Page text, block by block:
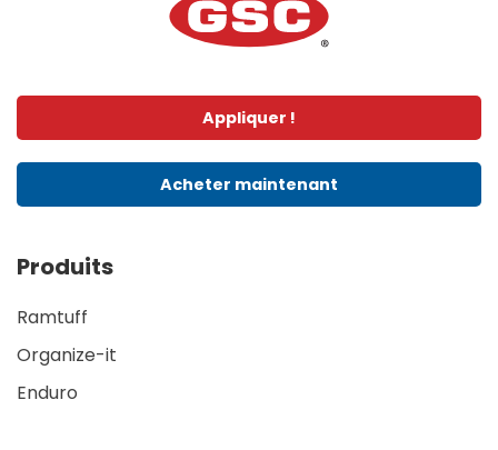
Appliquer !
Acheter maintenant
Produits
Ramtuff
Organize-it
Enduro